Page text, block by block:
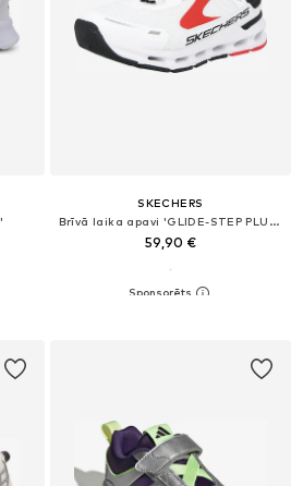
SKECHERS
Brīvā laika apavi 'GLIDE-STEP PLUS - VISTA-LANE'
59,90 €